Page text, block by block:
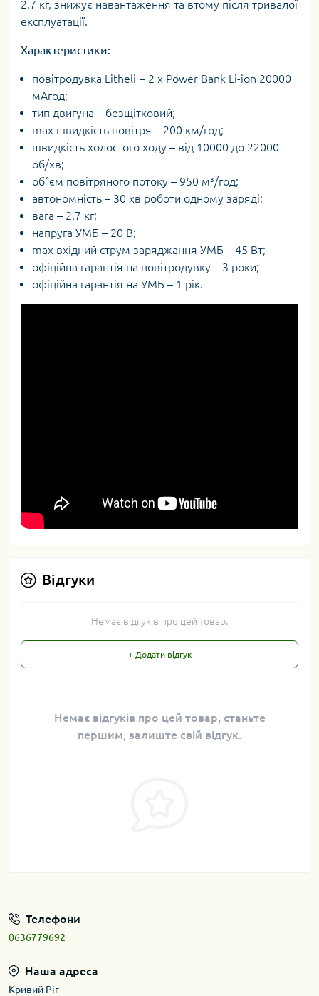
2,7 кг, знижує навантаження та втому після тривалої
експлуатації.
Характеристики:
повітродувка Litheli + 2 х Power Bank Li-ion 20000
мАгод;
тип двигуна – безщітковий;
max швидкість повітря – 200 км/год;
швидкість холостого ходу – від 10000 до 22000
об/хв;
обʼєм повітряного потоку – 950 м³/год;
автономність – 30 хв роботи одному заряді;
вага – 2,7 кг;
напруга УМБ – 20 В;
max вхідний струм заряджання УМБ – 45 Вт;
офіційна гарантія на повітродувку – 3 роки;
офіційна гарантія на УМБ – 1 рік.
Відгуки
Немає відгуків про цей товар.
+ Додати відгук
Немає відгуків про цей товар, станьте
першим, залиште свій відгук.
Телефони
0636779692
Наша адреса
Кривий Ріг